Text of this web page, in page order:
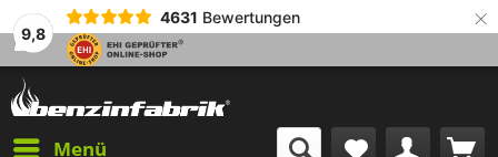
9,8
4631 Bewertungen ×
Menü